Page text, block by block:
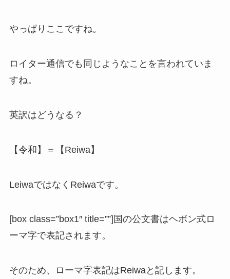
やっぱりここですね。
ロイター通信でも同じようなことを言われていま
すね。
英訳はどうなる？
【令和】＝【Reiwa】
LeiwaではなくReiwaです。
[box class=”box1″ title=””]国の公文書はヘボン式ロ
ーマ字で表記されます。
そのため、ローマ字表記はReiwaと記します。